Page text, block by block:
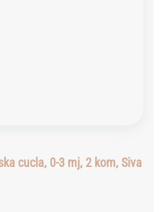
cucla, 0-3 mj, 2 kom, Siva